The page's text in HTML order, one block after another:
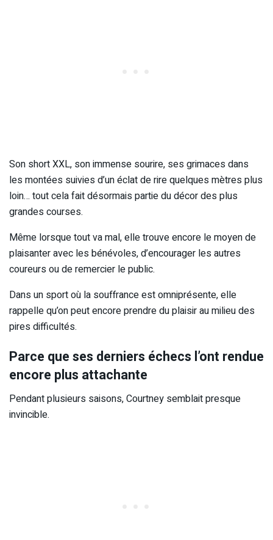
Son short XXL, son immense sourire, ses grimaces dans
les montées suivies d’un éclat de rire quelques mètres plus
loin… tout cela fait désormais partie du décor des plus
grandes courses.
Même lorsque tout va mal, elle trouve encore le moyen de
plaisanter avec les bénévoles, d’encourager les autres
coureurs ou de remercier le public.
Dans un sport où la souffrance est omniprésente, elle
rappelle qu’on peut encore prendre du plaisir au milieu des
pires difficultés.
Parce que ses derniers échecs l’ont rendue
encore plus attachante
Pendant plusieurs saisons, Courtney semblait presque
invincible.